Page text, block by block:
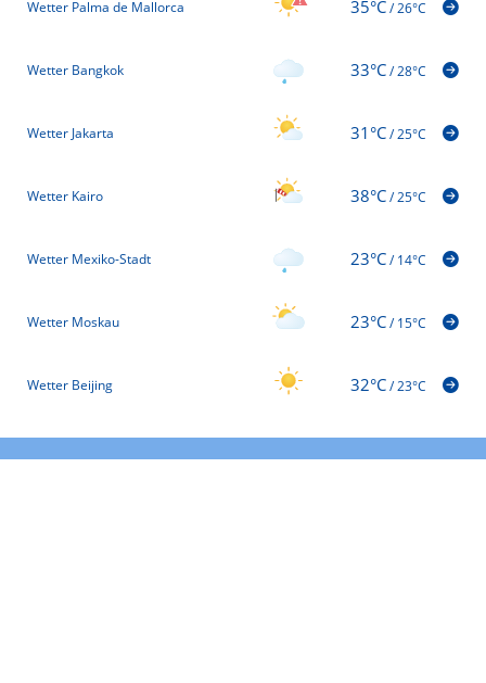
Wetter Palma de Mallorca 35°C/26°C
Wetter Bangkok 33°C/28°C
Wetter Jakarta 31°C/25°C
Wetter Kairo 38°C/25°C
Wetter Mexiko-Stadt 23°C/14°C
Wetter Moskau 23°C/15°C
Wetter Beijing 32°C/23°C